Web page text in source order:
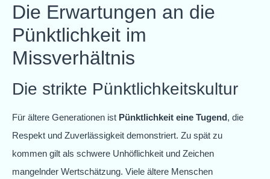
Die Erwartungen an die
Pünktlichkeit im
Missverhältnis
Die strikte Pünktlichkeitskultur
Für ältere Generationen ist Pünktlichkeit eine Tugend, die
Respekt und Zuverlässigkeit demonstriert. Zu spät zu
kommen gilt als schwere Unhöflichkeit und Zeichen
mangelnder Wertschätzung. Viele ältere Menschen